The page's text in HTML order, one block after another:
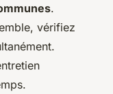
.
vérifiez